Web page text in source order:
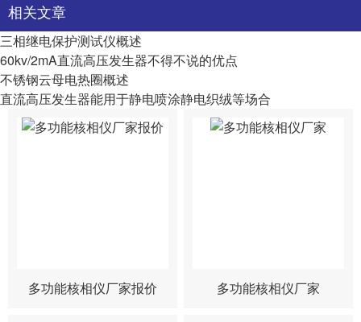
相关文章
三相继电保护测试仪概述
60kv/2mA直流高压发生器不得不说的优点
不锈钢云母电热圈概述
直流高压发生器能用于静电喷涂静电织绒等场合
多功能核相仪厂家报价 多功能核相仪厂家